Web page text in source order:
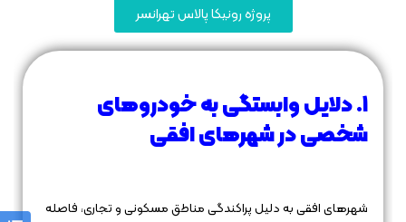
پروژه رونیکا پالاس تهرانسر
۱. دلایل وابستگی به خودروهای
شخصی در شهرهای افقی
شهرهای افقی به دلیل پراکندگی مناطق مسکونی و تجاری، فاصله